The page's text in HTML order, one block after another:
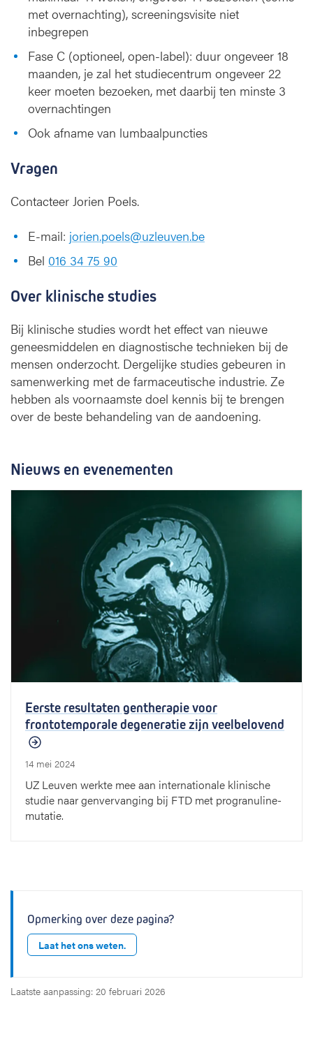
met overnachting), screeningsvisite niet
inbegrepen
Fase C (optioneel, open-label): duur ongeveer 18
maanden, je zal het studiecentrum ongeveer 22
keer moeten bezoeken, met daarbij ten minste 3
overnachtingen
Ook afname van lumbaalpuncties
Vragen
Contacteer Jorien Poels.
E-mail: jorien.poels@uzleuven.be
Bel 016 34 75 90
Over klinische studies
Bij klinische studies wordt het effect van nieuwe
geneesmiddelen en diagnostische technieken bij de
mensen onderzocht. Dergelijke studies gebeuren in
samenwerking met de farmaceutische industrie. Ze
hebben als voornaamste doel kennis bij te brengen
over de beste behandeling van de aandoening.
Nieuws en evenementen
Eerste resultaten gentherapie voor
frontotemporale degeneratie zijn veelbelovend
14 mei 2024
UZ Leuven werkte mee aan internationale klinische
studie naar genvervanging bij FTD met progranuline-
mutatie.
Opmerking over deze pagina?
Laat het ons weten.
Laatste aanpassing: 20 februari 2026